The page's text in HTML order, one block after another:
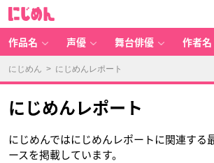
作品名 声優 舞台俳優 作者名
にじめん > にじめんレポート
にじめんレポート
にじめんではにじめんレポートに関連する
ースを掲載しています。